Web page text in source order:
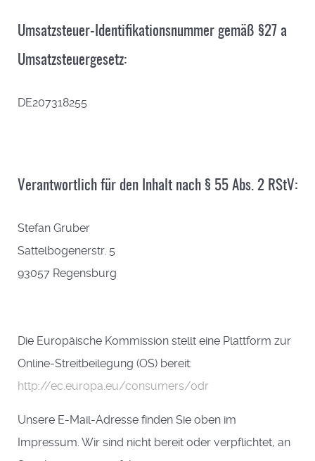
Umsatzsteuer-Identifikationsnummer gemäß §27 a
Umsatzsteuergesetz:
DE207318255
Verantwortlich für den Inhalt nach § 55 Abs. 2 RStV:
Stefan Gruber
Sattelbogenerstr. 5
93057 Regensburg
Die Europäische Kommission stellt eine Plattform zur
Online-Streitbeilegung (OS) bereit:
http://ec.europa.eu/consumers/odr
Unsere E-Mail-Adresse finden Sie oben im
Impressum. Wir sind nicht bereit oder verpflichtet, an